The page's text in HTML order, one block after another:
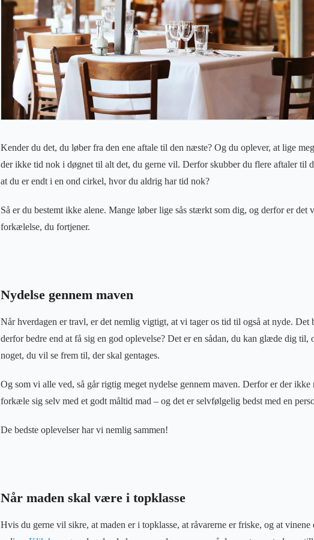
Kender du det, du løber fra den ene aftale til den næste? Og du oplever, at lige
der ikke tid nok i døgnet til alt det, du gerne vil. Derfor skubber du flere aftaler til
at du er endt i en ond cirkel, hvor du aldrig har tid nok?
Så er du bestemt ikke alene. Mange løber lige sås stærkt som dig, og derfor er det
forkælelse, du fortjener.
Nydelse gennem maven
Når hverdagen er travl, er det nemlig vigtigt, at vi tager os tid til også at nyde.
derfor bedre end at få sig en god oplevelse? Det er en sådan, du kan glæde dig til,
noget, du vil se frem til, der skal gentages.
Og som vi alle ved, så går rigtig meget nydelse gennem maven. Derfor er der ikke
forkæle sig selv med et godt måltid mad – og det er selvfølgelig bedst med en
De bedste oplevelser har vi nemlig sammen!
Når maden skal være i topklasse
Hvis du gerne vil sikre, at maden er i topklasse, at råvarerne er friske, og at